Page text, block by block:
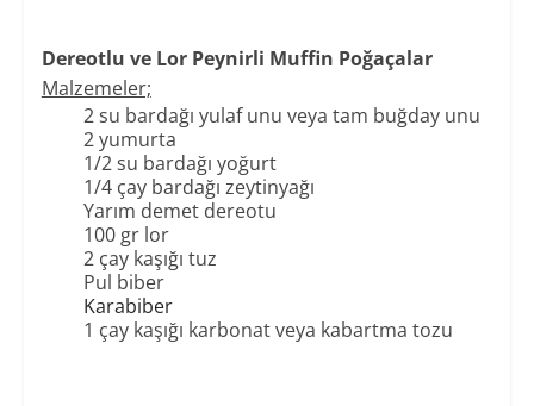
Dereotlu ve Lor Peynirli Muffin Poğaçalar
Malzemeler;
2 su bardağı yulaf unu veya tam buğday unu
2 yumurta
1/2 su bardağı yoğurt
1/4 çay bardağı zeytinyağı
Yarım demet dereotu
100 gr lor
2 çay kaşığı tuz
Pul biber
Karabiber
1 çay kaşığı karbonat veya kabartma tozu